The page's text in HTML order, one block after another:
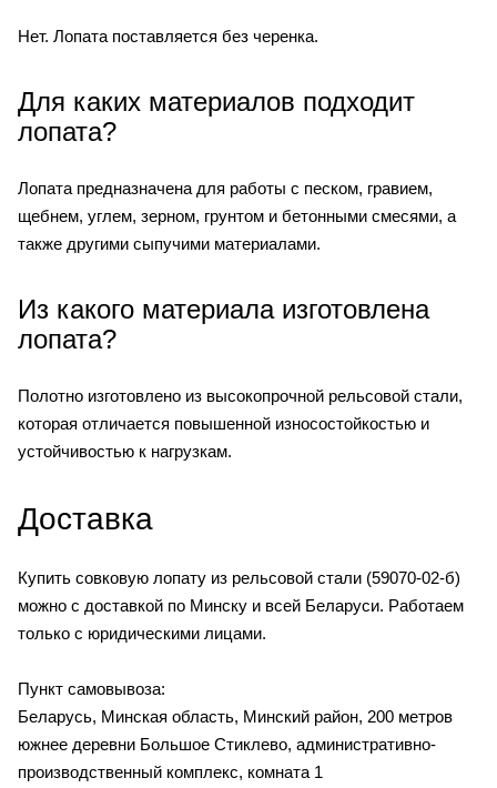
Нет. Лопата поставляется без черенка.
Для каких материалов подходит
лопата?
Лопата предназначена для работы с песком, гравием,
щебнем, углем, зерном, грунтом и бетонными смесями, а
также другими сыпучими материалами.
Из какого материала изготовлена
лопата?
Полотно изготовлено из высокопрочной рельсовой стали,
которая отличается повышенной износостойкостью и
устойчивостью к нагрузкам.
Доставка
Купить совковую лопату из рельсовой стали (59070-02-б)
можно с доставкой по Минску и всей Беларуси. Работаем
только с юридическими лицами.
Пункт самовывоза:
Беларусь, Минская область, Минский район, 200 метров
южнее деревни Большое Стиклево, административно-
производственный комплекс, комната 1